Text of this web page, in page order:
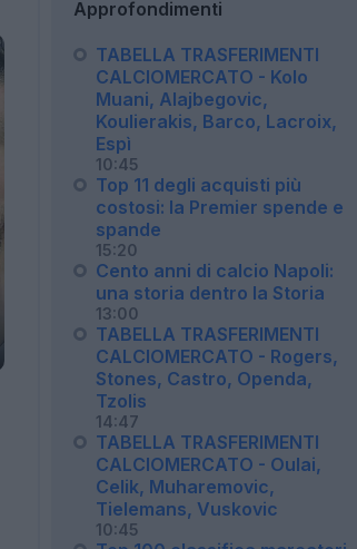
Approfondimenti
TABELLA TRASFERIMENTI
CALCIOMERCATO - Kolo
Muani, Alajbegovic,
Koulierakis, Barco, Lacroix,
Espì
10:45
Top 11 degli acquisti più
costosi: la Premier spende e
spande
15:20
Cento anni di calcio Napoli:
una storia dentro la Storia
13:00
TABELLA TRASFERIMENTI
CALCIOMERCATO - Rogers,
Stones, Castro, Openda,
Tzolis
14:47
TABELLA TRASFERIMENTI
CALCIOMERCATO - Oulai,
Celik, Muharemovic,
Tielemans, Vuskovic
10:45